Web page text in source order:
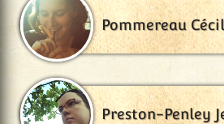
Pommereau
Preston-Penley